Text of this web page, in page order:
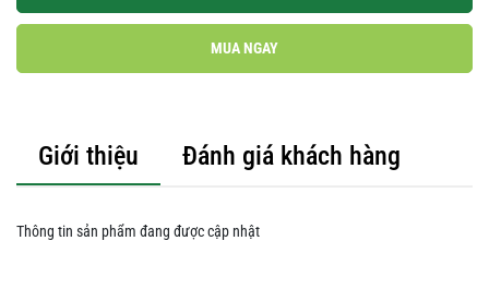
MUA NGAY
Giới thiệu Đánh giá khách hàng
Thông tin sản phẩm đang được cập nhật